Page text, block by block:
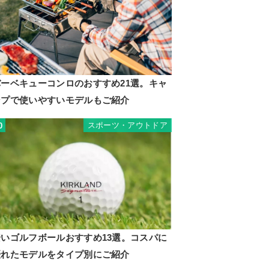
ベキューコンロのおすすめ21選。キャ
で使いやすいモデルもご紹介
スポーツ・アウトドア
ゴルフボールおすすめ13選。コスパに
たモデルをタイプ別にご紹介